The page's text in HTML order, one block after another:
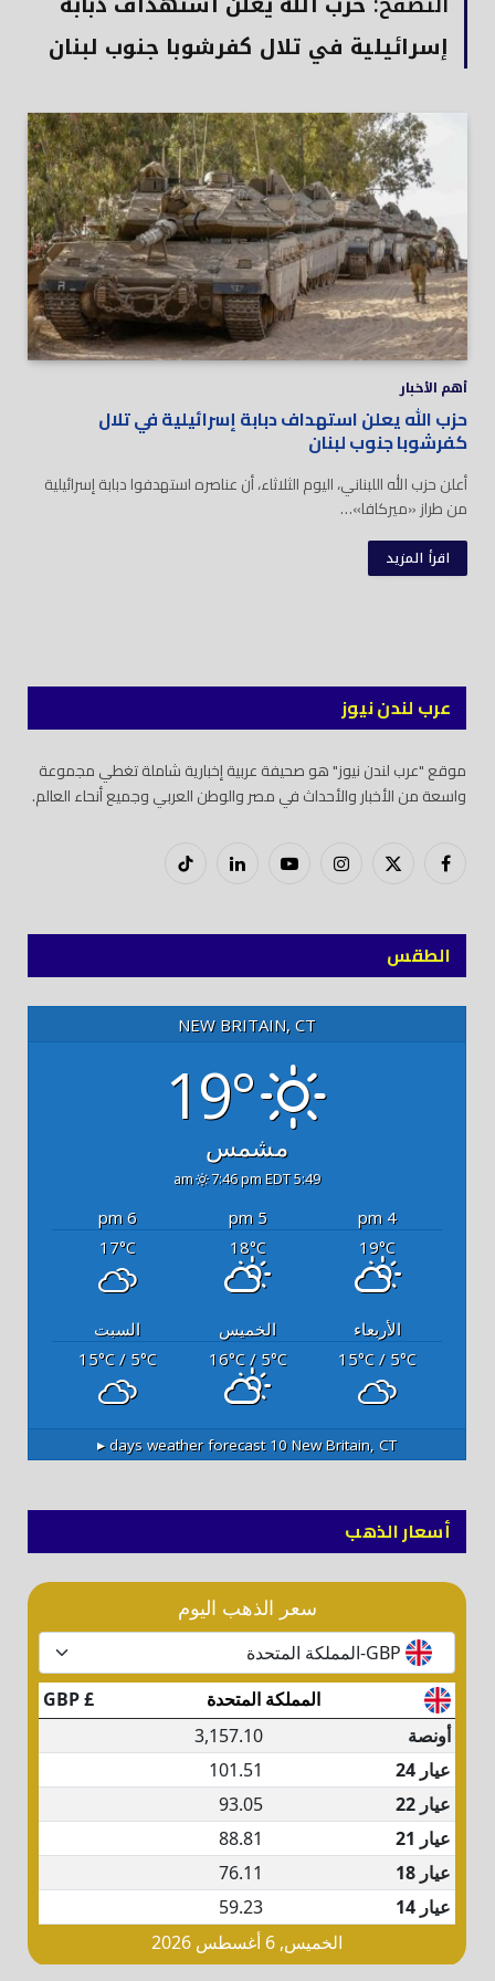
إسرائيلية في تلال كفرشوبا جنوب لبنان
أهم الأخبار
حزب الله يعلن استهداف دبابة إسرائيلية في تلال
كفرشوبا جنوب لبنان
أعلن حزب الله اللبناني، اليوم الثلاثاء، أن عناصره استهدفوا دبابة إسرائيلية
من طراز «ميركافا»…
اقرأ المزيد
عرب لندن نيوز
موقع "عرب لندن نيوز" هو صحيفة عربية إخبارية شاملة تغطي مجموعة
واسعة من الأخبار والأحداث في مصر والوطن العربي وجميع أنحاء العالم.
فيسبوكX
إنستغراميوتيوب لينكدود
تيك
الطقس
NEW BRITAIN, CT
19°
مشمس
5:49 am
7:46 pm EDT
4 pm
5 pm
6 pm
19°C
18°C
17°C
الأربعاء الخميس
السبت
15°C / 5°C
16°C/ 5°C
15°C/ 5°C
New Britain, CT
أسعار الذهب